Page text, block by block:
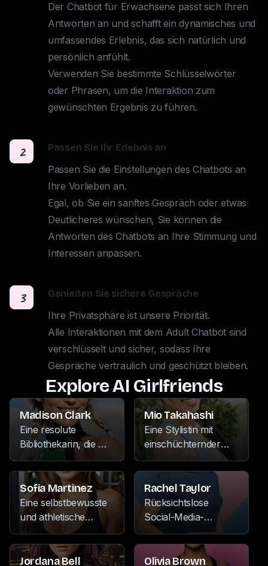
Der Chatbot für Erwachsene passt sich Ihren
Antworten an und schafft ein dynamisches und
umfassendes Erlebnis, das sich natürlich und
persönlich anfühlt.
Verwenden Sie bestimmte Schlüsselwörter
oder Phrasen, um die Interaktion zum
gewünschten Ergebnis zu führen.
2 Passen Sie Ihr Erlebnis an
Passen Sie die Einstellungen des Chatbots an
Ihre Vorlieben an.
Egal, ob Sie ein sanftes Gespräch oder etwas
Deutlicheres wünschen, Sie können die
Antworten des Chatbots an Ihre Stimmung und
Interessen anpassen.
3 Genießen Sie sichere Gespräche
Ihre Privatsphäre ist unsere Priorität.
Alle Interaktionen mit dem Adult Chatbot sind
verschlüsselt und sicher, sodass Ihre
Gespräche vertraulich und geschützt bleiben.
Explore AI Girlfriends
Madison Clark
Eine resolute
Bibliothekarin, die mit
ihrer dominanten
Persönlichkeit und
unerschütterlichen
Zuversicht Respekt
gebietet. Wenn sie
nicht in den Regalen
vertieft ist, frönt sie
einer Reihe von
Mio Takahashi
Eine Stylistin mit
einschüchternder
Ausstrahlung, die
ihre Freizeit damit
verbringt, sich dem
Schreiben, dem
Sammeln von
Antiquitäten und dem
Binge-Watching ihrer
Lieblingsshows auf
Sofia Martinez
Eine selbstbewusste
und athletische
Fitness-Trainerin, die
für ihre Leidenschaft
für Kampfsport,
Rachel Taylor
Rücksichtslose
Social-Media-
Influencerin mit einer
Vorliebe für
Radfahren, Musik
Jordana Bell Olivia Brown